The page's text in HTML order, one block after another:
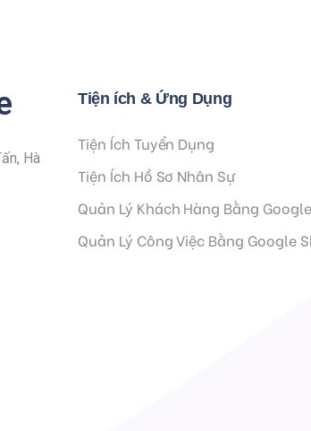
Hà
Tiện ích & Ứng Dụng
Tiện Ích Tuyển Dụng
Tiện Ích Hồ Sơ Nhân Sự
Quản Lý Khách Hàng Bằng
Quản Lý Công Việc Bằng Google